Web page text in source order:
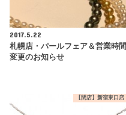
2017.5.22
札幌店・パールフェア＆営業時間
変更のお知らせ
【閉店】新宿東口店